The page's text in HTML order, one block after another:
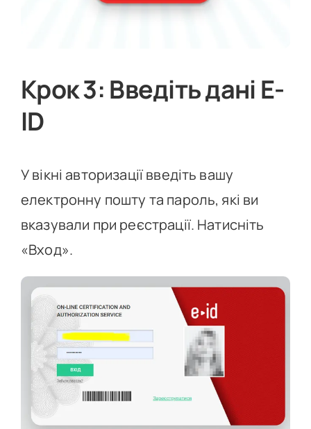
Крок 3: Введіть дані E-
ID
У вікні авторизації введіть вашу
електронну пошту та пароль, які ви
вказували при реєстрації. Натисніть
«Вход».